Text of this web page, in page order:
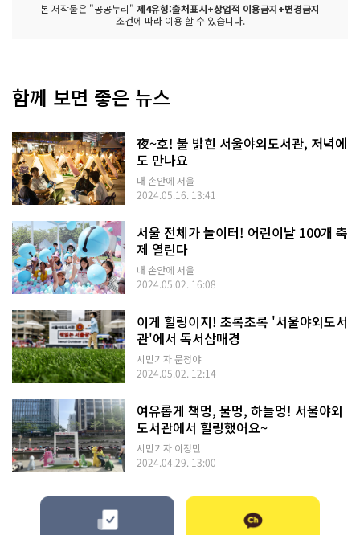
본 저작물은 "공공누리" 제4유형:출처표시+상업적 이용금지+변경금지
조건에 따라 이용 할 수 있습니다.
함께 보면 좋은 뉴스
夜~호! 불 밝힌 서울야외도서관, 저녁에
도 만나요
내 손안에 서울
2024.05.16. 13:41
서울 전체가 놀이터! 어린이날 100개 축
제 열린다
내 손안에 서울
2024.05.02. 16:08
이게 힐링이지! 초록초록 '서울야외도서
관'에서 독서삼매경
시민기자 문청야
2024.05.02. 12:14
여유롭게 책멍, 물멍, 하늘멍! 서울야외
도서관에서 힐링했어요~
시민기자 이정민
2024.04.29. 13:00